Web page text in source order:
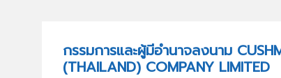
กรรมการและผู้มีอำนาจลงนาม
(THAILAND) COMPANY LIMITED